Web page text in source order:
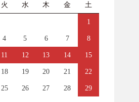
火 水 木 金 土
1
4 5 6 7 8
11 12 13 14 15
18 19 20 21 22
25 26 27 28 29